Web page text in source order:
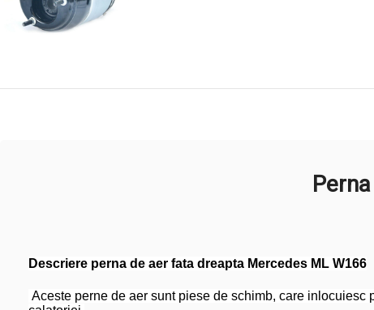
Descriere perna de aer fata dreapta Mercedes ML W166
Aceste perne de aer sunt piese de schimb, care